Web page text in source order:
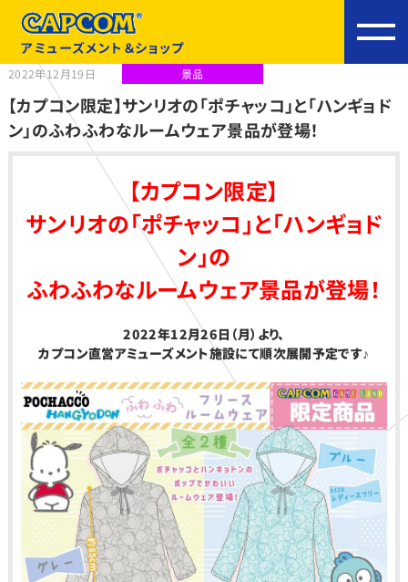
アミューズメント＆ショップ
2022年12月19日 景品
【カプコン限定】サンリオの「ポチャッコ」と「ハンギョド
ン」のふわふわなルームウェア景品が登場！
【カプコン限定】
サンリオの「ポチャッコ」と「ハンギョド
ン」の
ふわふわなルームウェア景品が登場！
2022年12月26日（月）より、
カプコン直営アミューズメント施設にて順次展開予定です♪